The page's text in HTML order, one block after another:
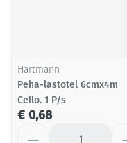
Hartmann
Peha-lastotel 6cmx4m
Cello. 1 P/s
€ 0,68